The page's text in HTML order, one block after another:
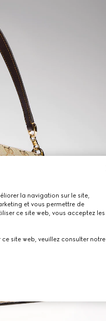
la navigation sur le site,
et vous permettre de
ce site web, vous acceptez les
site web, veuillez consulter notre